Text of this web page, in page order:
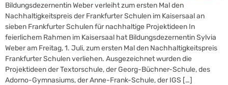
Bildungsdezernentin Weber verleiht zum ersten Mal den
Nachhaltigkeitspreis der Frankfurter Schulen im Kaisersaal an
sieben Frankfurter Schulen für nachhaltige Projektideen In
feierlichem Rahmen im Kaisersaal hat Bildungsdezernentin Sylvia
Weber am Freitag, 1. Juli, zum ersten Mal den Nachhaltigkeitspreis
Frankfurter Schulen verliehen. Ausgezeichnet wurden die
Projektideen der Textorschule, der Georg-Büchner-Schule, des
Adorno-Gymnasiums, der Anne-Frank-Schule, der IGS […]